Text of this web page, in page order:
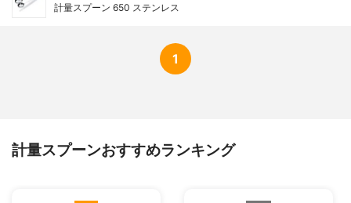
計量スプーン 650 ステンレス
1
計量スプーンおすすめランキング